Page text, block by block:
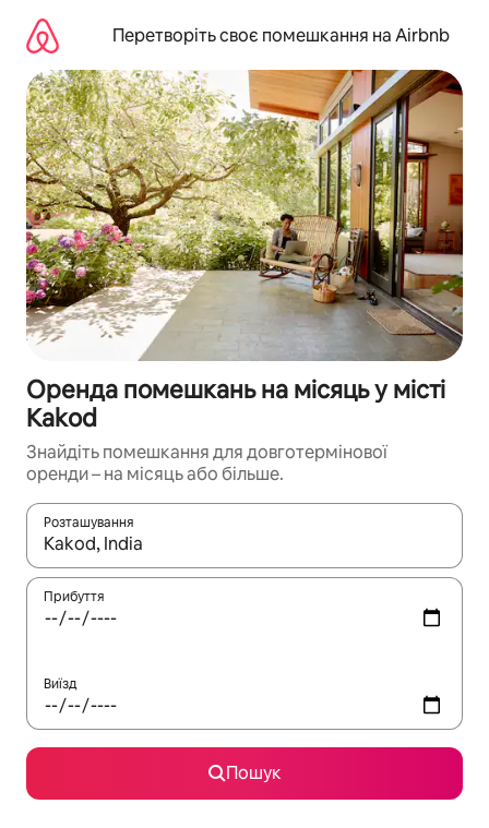
вмісту
Перетворіть своє помешкання на Airbnb
Оренда помешкань на місяць у місті
Kakod
Знайдіть помешкання для довготермінової
оренди – на місяць або більше.
Розташування
Отримавши результати пошуку, використовуйте для
Прибуття
Виїзд
Пошук